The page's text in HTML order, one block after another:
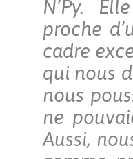
N’Py.
proche
cadre
qui nous
nous
ne
Aussi,